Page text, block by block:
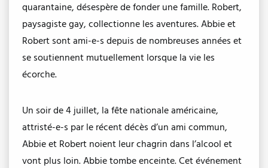
quarantaine, désespère de fonder une famille. Robert,
paysagiste gay, collectionne les aventures. Abbie et
Robert sont ami-e-s depuis de nombreuses années et
se soutiennent mutuellement lorsque la vie les
écorche.
Un soir de 4 juillet, la fête nationale américaine,
attristé-e-s par le récent décès d’un ami commun,
Abbie et Robert noient leur chagrin dans l’alcool et
vont plus loin. Abbie tombe enceinte. Cet événement